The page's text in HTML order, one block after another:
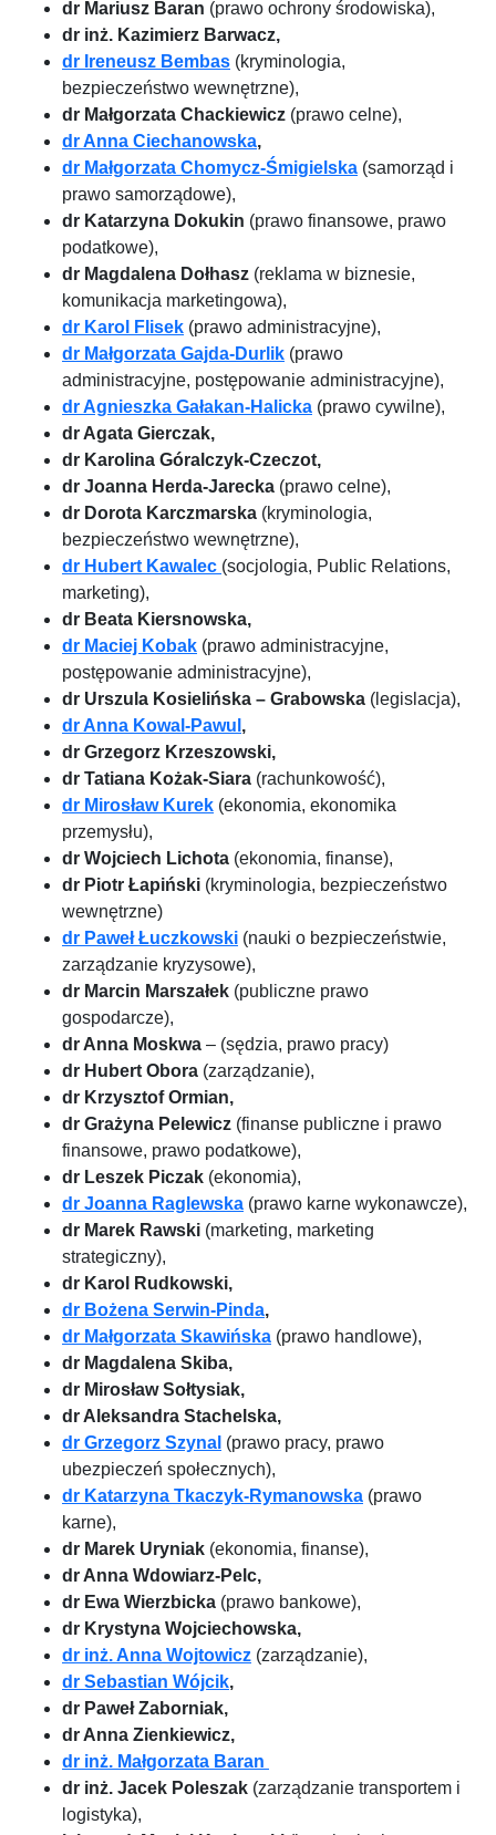
dr Mariusz Baran (prawo ochrony środowiska),
dr inż. Kazimierz Barwacz,
dr Ireneusz Bembas (kryminologia,
bezpieczeństwo wewnętrzne),
dr Małgorzata Chackiewicz (prawo celne),
dr Anna Ciechanowska,
dr Małgorzata Chomycz-Śmigielska (samorząd i
prawo samorządowe),
dr Katarzyna Dokukin (prawo finansowe, prawo
podatkowe),
dr Magdalena Dołhasz (reklama w biznesie,
komunikacja marketingowa),
dr Karol Flisek (prawo administracyjne),
dr Małgorzata Gajda-Durlik (prawo
administracyjne, postępowanie administracyjne),
dr Agnieszka Gałakan-Halicka (prawo cywilne),
dr Agata Gierczak,
dr Karolina Góralczyk-Czeczot,
dr Joanna Herda-Jarecka (prawo celne),
dr Dorota Karczmarska (kryminologia,
bezpieczeństwo wewnętrzne),
dr Hubert Kawalec (socjologia, Public Relations,
marketing),
dr Beata Kiersnowska,
dr Maciej Kobak (prawo administracyjne,
postępowanie administracyjne),
dr Urszula Kosielińska – Grabowska (legislacja),
dr Anna Kowal-Pawul ,
dr Grzegorz Krzeszowski,
dr Tatiana Kożak-Siara (rachunkowość),
dr Mirosław Kurek (ekonomia, ekonomika
przemysłu),
dr Wojciech Lichota (ekonomia, finanse),
dr Piotr Łapiński (kryminologia, bezpieczeństwo
wewnętrzne)
dr Paweł Łuczkowski (nauki o bezpieczeństwie,
zarządzanie kryzysowe),
dr Marcin Marszałek (publiczne prawo
gospodarcze),
dr Anna Moskwa – (sędzia, prawo pracy)
dr Hubert Obora (zarządzanie),
dr Krzysztof Ormian,
dr Grażyna Pelewicz (finanse publiczne i prawo
finansowe, prawo podatkowe),
dr Leszek Piczak (ekonomia),
dr Joanna Raglewska (prawo karne wykonawcze),
dr Marek Rawski (marketing, marketing
strategiczny),
dr Karol Rudkowski,
dr Bożena Serwin-Pinda,
dr Małgorzata Skawińska (prawo handlowe),
dr Magdalena Skiba,
dr Mirosław Sołtysiak,
dr Aleksandra Stachelska,
dr Grzegorz Szynal (prawo pracy, prawo
ubezpieczeń społecznych),
dr Katarzyna Tkaczyk-Rymanowska (prawo
karne),
dr Marek Uryniak (ekonomia, finanse),
dr Anna Wdowiarz-Pelc,
dr Ewa Wierzbicka (prawo bankowe),
dr Krystyna Wojciechowska,
dr inż. Anna Wojtowicz (zarządzanie),
dr Sebastian Wójcik,
dr Paweł Zaborniak,
dr Anna Zienkiewicz,
dr inż. Małgorzata Baran
dr inż. Jacek Poleszak (zarządzanie transportem i
logistyka),